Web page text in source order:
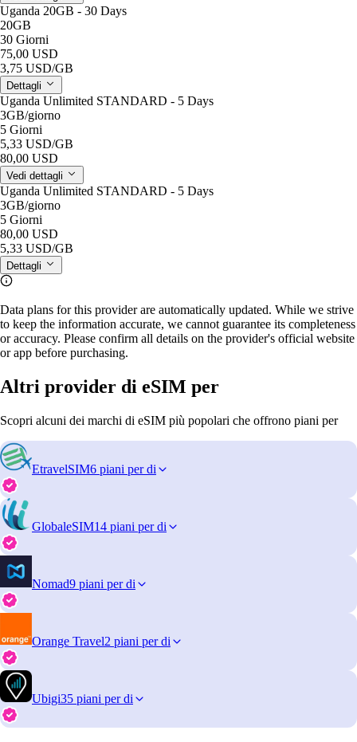
Uganda 20GB - 30 Days
20GB
30 Giorni
75,00 USD
3,75 USD/GB
Dettagli
Uganda Unlimited STANDARD - 5 Days
3GB/giorno
5 Giorni
5,33 USD/GB
80,00 USD
Vedi dettagli
Uganda Unlimited STANDARD - 5 Days
3GB/giorno
5 Giorni
80,00 USD
5,33 USD/GB
Dettagli
Data plans for this provider are automatically updated. While we strive
to keep the information accurate, we cannot guarantee its completeness
or accuracy. Please confirm all details on the provider's official website
or app before purchasing.
Altri provider di eSIM per
Scopri alcuni dei marchi di eSIM più popolari che offrono piani per
EtravelSIM6 piani per di
GlobaleSIM14 piani per di
Nomad9 piani per di
Orange Travel2 piani per di
Ubigi35 piani per di